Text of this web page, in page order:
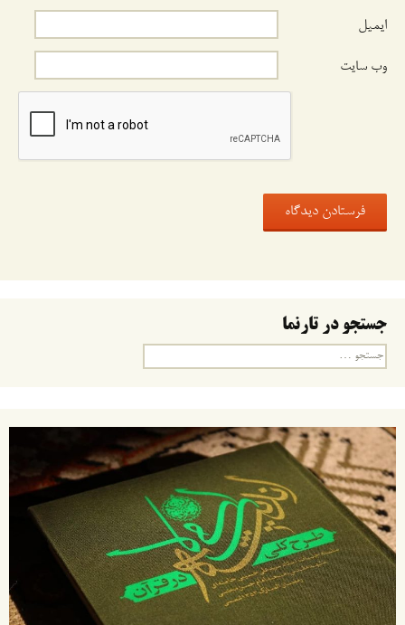
ایمیل
وب‌ سایت
جستجو در تارنما
جستجو